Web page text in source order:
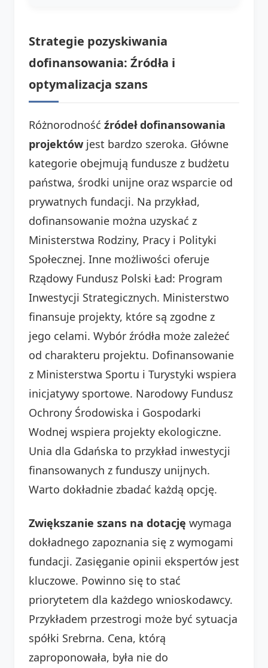
Strategie pozyskiwania
dofinansowania: Źródła i
optymalizacja szans
Różnorodność źródeł dofinansowania
projektów jest bardzo szeroka. Główne
kategorie obejmują fundusze z budżetu
państwa, środki unijne oraz wsparcie od
prywatnych fundacji. Na przykład,
dofinansowanie można uzyskać z
Ministerstwa Rodziny, Pracy i Polityki
Społecznej. Inne możliwości oferuje
Rządowy Fundusz Polski Ład: Program
Inwestycji Strategicznych. Ministerstwo
finansuje projekty, które są zgodne z
jego celami. Wybór źródła może zależeć
od charakteru projektu. Dofinansowanie
z Ministerstwa Sportu i Turystyki wspiera
inicjatywy sportowe. Narodowy Fundusz
Ochrony Środowiska i Gospodarki
Wodnej wspiera projekty ekologiczne.
Unia dla Gdańska to przykład inwestycji
finansowanych z funduszy unijnych.
Warto dokładnie zbadać każdą opcję.
Zwiększanie szans na dotację wymaga
dokładnego zapoznania się z wymogami
fundacji. Zasięganie opinii ekspertów jest
kluczowe. Powinno się to stać
priorytetem dla każdego wnioskodawcy.
Przykładem przestrogi może być sytuacja
spółki Srebrna. Cena, którą
zaproponowała, była nie do